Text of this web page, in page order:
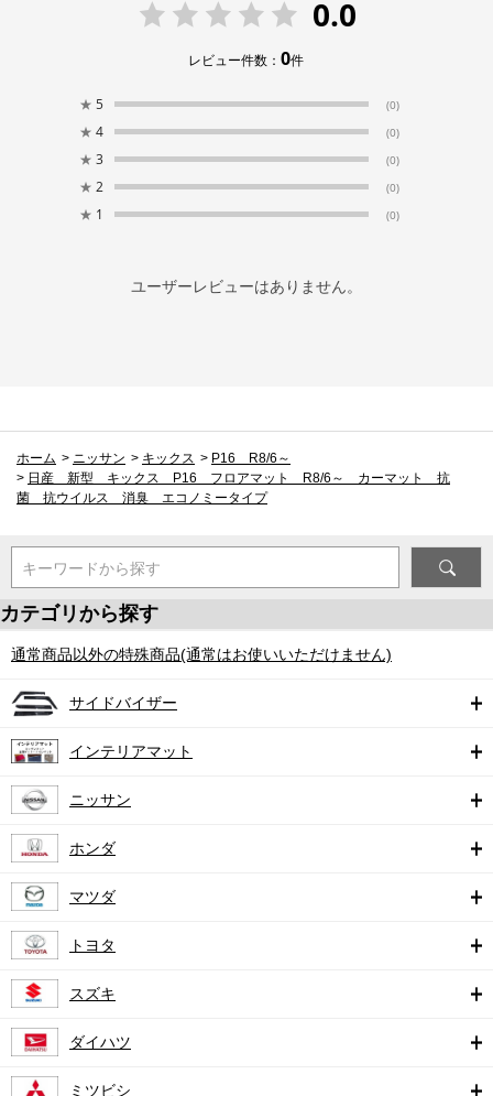
0.0
レビュー件数：0件
★ 5 (0)
★ 4 (0)
★ 3 (0)
★ 2 (0)
★ 1 (0)
ユーザーレビューはありません。
ホーム > ニッサン > キックス > P16 R8/6～
> 日産 新型 キックス P16 フロアマット R8/6～ カーマット 抗
菌 抗ウイルス 消臭 エコノミータイプ
キーワードから探す
カテゴリから探す
通常商品以外の特殊商品(通常はお使いいただけません)
サイドバイザー
インテリアマット
ニッサン
ホンダ
マツダ
トヨタ
スズキ
ダイハツ
ミツビシ